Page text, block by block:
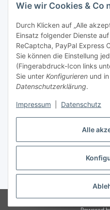
Alle
Wie wir Cookies & Co
Durch Klicken auf „Alle
Einsatz folgender Dienste
ReCaptcha, PayPal Express
Sie können die Einstellung
(Fingerabdruck-Icon links
Sie unter Konfigurieren und
Datenschutzerklärung.
Impressum Datenschutz
Zahlung & Versand
Vertrag
* Alle Preise inkl. gesetzlicher USt.,
© DCG-